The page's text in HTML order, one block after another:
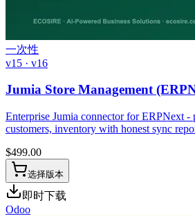
一次性
v15 · v16
Jumia Store Management
Enterprise Jumia connector for ERPNext -
customers, inventory with honest sync
$499.00
选择版本
即时下载
Odoo